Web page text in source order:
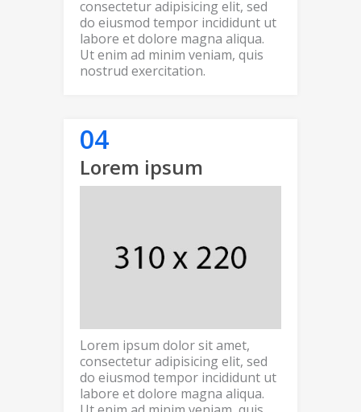
consectetur adipisicing elit, sed
do eiusmod tempor incididunt ut
labore et dolore magna aliqua.
Ut enim ad minim veniam, quis
nostrud exercitation.
Lorem ipsum
Lorem ipsum dolor sit amet,
consectetur adipisicing elit, sed
do eiusmod tempor incididunt ut
labore et dolore magna aliqua.